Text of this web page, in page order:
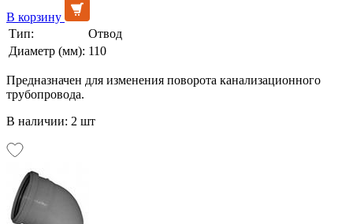
В корзину
Тип:
Отвод
Диаметр (мм): 110
Предназначен для изменения поворота канализационного
трубопровода.
В наличии: 2 шт